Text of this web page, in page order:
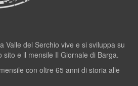
Valle del Serchio vive e si sviluppa su
e il mensile Il Giornale di Barga.
con oltre 65 anni di storia alle